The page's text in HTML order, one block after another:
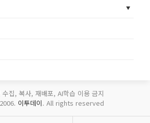
수집, 복사, 재배포, AI학습 이용 금지
이투데이. All rights reserved